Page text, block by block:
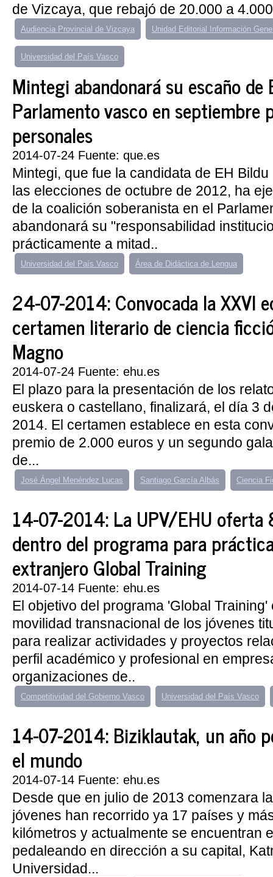
de Vizcaya, que rebajó de 20.000 a
Audiencia Provincial de Vizcaya Unidad Editorial Información
Universidad del País Vasco
Mintegi abandonará su escaño de
Parlamento vasco en septiembre
personales
2014-07-24 Fuente: que.es
Mintegi, que fue la candidata de EH
las elecciones de octubre de 2012, ha
de la coalición soberanista en el
abandonará su "responsabilidad
prácticamente a mitad..
Universidad del País Vasco Área de Didáctica de Lengua
24-07-2014: Convocada la XXVI
certamen literario de ciencia
Magno
2014-07-24 Fuente: ehu.es
El plazo para la presentación de los
euskera o castellano, finalizará, el día 3
2014. El certamen establece en esta
premio de 2.000 euros y un segundo
de...
José Ángel Menéndez Lucas Santiago García Albás Ciencia
14-07-2014: La UPV/EHU oferta
dentro del programa para
extranjero Global Training
2014-07-14 Fuente: ehu.es
El objetivo del programa 'Global
movilidad transnacional de los jóvenes
para realizar actividades y proyectos
perfil académico y profesional en
organizaciones de..
Competitividad del Gobierno Vasco Universidad del País Vasco
14-07-2014: Biziklautak, un año
el mundo
2014-07-14 Fuente: ehu.es
Desde que en julio de 2013 comenzara
jóvenes han recorrido ya 17 países y
kilómetros y actualmente se encuentran
pedaleando en dirección a su capital,
Universidad...